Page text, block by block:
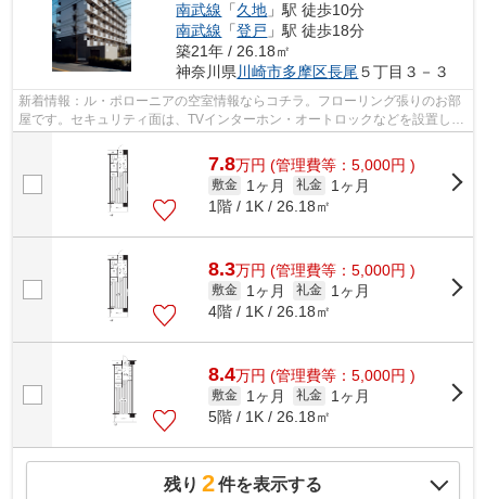
南武線 「久地 」駅 徒歩10分
南武線 「登戸 」駅 徒歩18分
築21年 / 26.18㎡
神奈川県川崎市多摩区長尾５丁目３－３
新着情報：ル・ポローニアの空室情報ならコチラ。フローリング張りのお部
屋です。セキュリティ面は、TVインターホン・オートロックなどを設置して
7.8万円 (管理費等：5,000円 )
敷金 1ヶ月 礼金
1ヶ月
1階 / 1K / 26.18㎡
8.3万円 (管理費等：5,000円 )
敷金 1ヶ月 礼金
1ヶ月
4階 / 1K / 26.18㎡
8.4万円 (管理費等：5,000円 )
敷金 1ヶ月 礼金
1ヶ月
5階 / 1K / 26.18㎡
残り 2件を表示する